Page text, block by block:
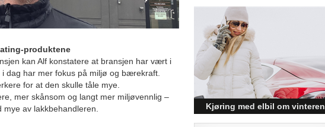
produktene
kan Alf konstatere at bransjen har vært i
dag har mer fokus på miljø og bærekraft.
for at den skulle tåle mye.
mer skånsom og langt mer miljøvennlig –
mye av lakkbehandleren.
mer enn kysten
Kroatia forbindes ofte med sol,
bading og klart hav, men landet
har langt flere sider enn det
førsteinntrykket mange sitter igjen
med.
Kjøring med elbil om vinteren
– hvordan få bedre